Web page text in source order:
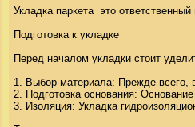
Укладка паркета  это
Подготовка к укладке
Перед началом укладки стоит
1. Выбор материала: Прежде всего,
2. Подготовка основания:
3. Изоляция: Укладка